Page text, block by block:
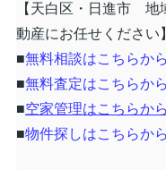
【天白区・日進市
動産にお任せください】
■無料相談はこちらから
■無料査定はこちらから
■空家管理はこちらから
■物件探しはこちらから